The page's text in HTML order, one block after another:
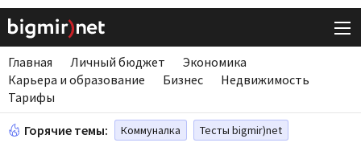
Главная Личный бюджет
Экономика
Карьера и образование
Бизнес
Недвижимость
Тарифы
Горячие темы: Коммуналка Тесты bigmir)net